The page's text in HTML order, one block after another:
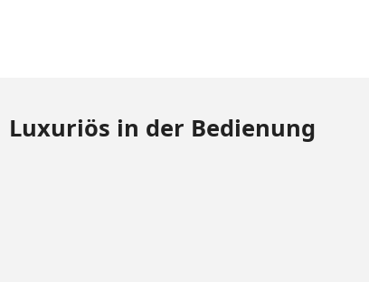
Luxuriös in der Bedienung